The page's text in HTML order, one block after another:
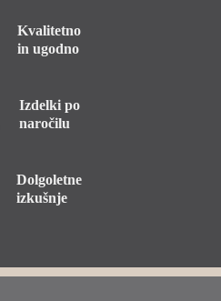
Kvalitetno
in ugodno
Izdelki po
naročilu
Dolgoletne
izkušnje